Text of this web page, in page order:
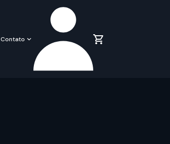
Contato